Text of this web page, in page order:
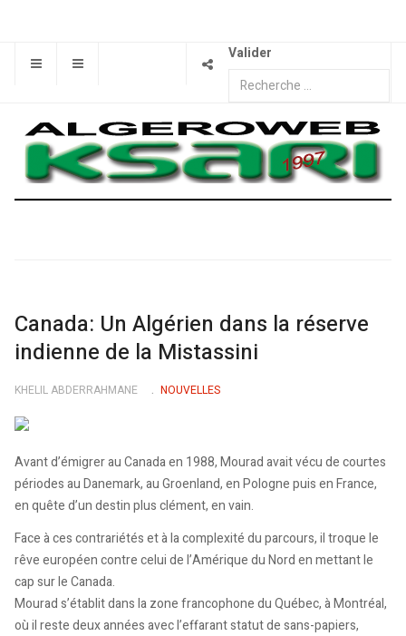
Valider
Canada: Un Algérien dans la réserve
indienne de la Mistassini
KHELIL ABDERRAHMANE NOUVELLES
Avant d’émigrer au Canada en 1988, Mourad avait vécu de courtes
périodes au Danemark, au Groenland, en Pologne puis en France,
en quête d’un destin plus clément, en vain.
Face à ces contrariétés et à la complexité du parcours, il troque le
rêve européen contre celui de l’Amérique du Nord en mettant le
cap sur le Canada.
Mourad s’établit dans la zone francophone du Québec, à Montréal,
où il reste deux années avec l’effarant statut de sans-papiers,